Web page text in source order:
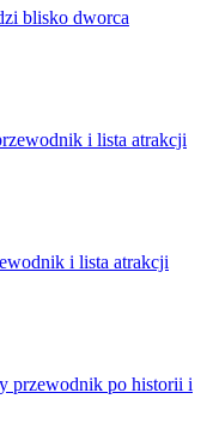
blisko dworca
i lista atrakcji
i lista atrakcji
przewodnik po historii i